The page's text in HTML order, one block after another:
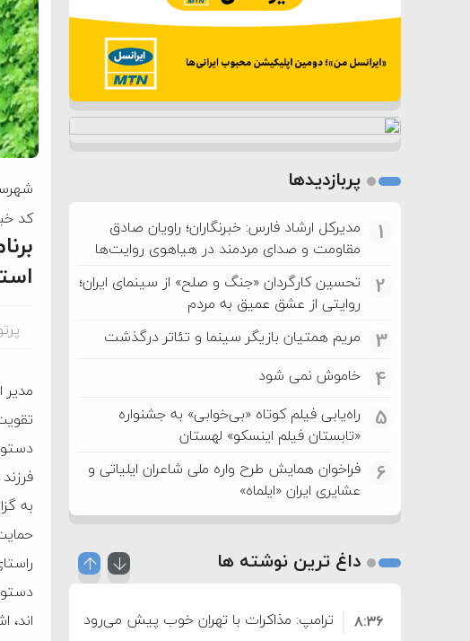
کد خبر:60936 | ۲۶ اردیبهشت
به
اند،
پربازدیدها
1
مدیرکل ارشاد فارس: خبرنگاران؛ راویان صادق
مقاومت و صدای مردمند در هیاهوی روایت‌ها
2
تحسین کارگردان «جنگ و صلح» از سینمای ایران؛
روایتی از عشق عمیق به مردم
3 مریم همتیان بازیگر سینما و تئاتر درگذشت
4 خاموش نمی شود
5
راه‌یابی فیلم کوتاه «بی‌خوابی» به جشنواره
«تابستان فیلم اینسکو» لهستان
6
فراخوان همایش طرح واره ملی شاعران ایلیاتی و
عشایری ایران «ایلماه»
داغ ترین نوشته ها
ترامپ: مذاکرات با تهران خوب پیش می‌رود
۸:۳۶